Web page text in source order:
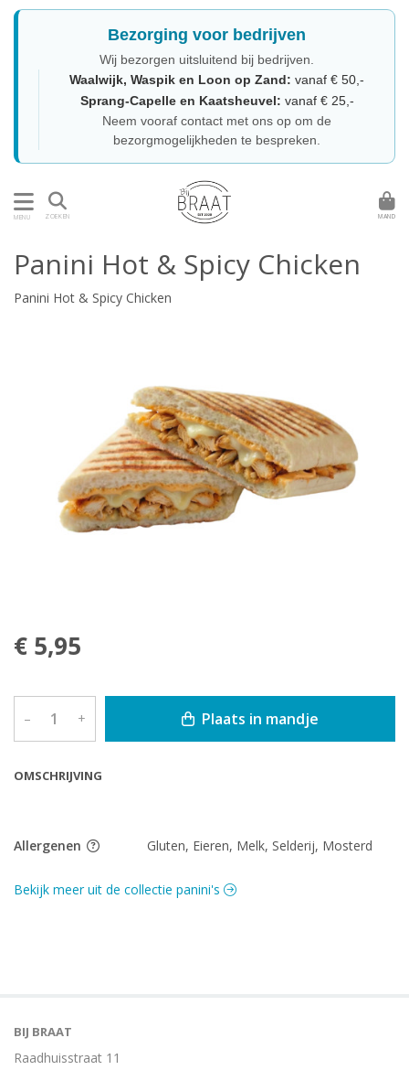
Bezorging voor bedrijven
Wij bezorgen uitsluitend bij bedrijven.
Waalwijk, Waspik en Loon op Zand: vanaf € 50,-
Sprang-Capelle en Kaatsheuvel: vanaf € 25,-
Neem vooraf contact met ons op om de
bezorgmogelijkheden te bespreken.
MENU ZOEKEN MAND
OMSCHRIJVING
Panini Hot & Spicy Chicken
Panini Hot & Spicy Chicken
€ 5,95
– + Plaats in mandje
Allergenen Gluten, Eieren, Melk, Selderij, Mosterd
Bekijk meer uit de collectie panini's
BIJ BRAAT
Raadhuisstraat 11